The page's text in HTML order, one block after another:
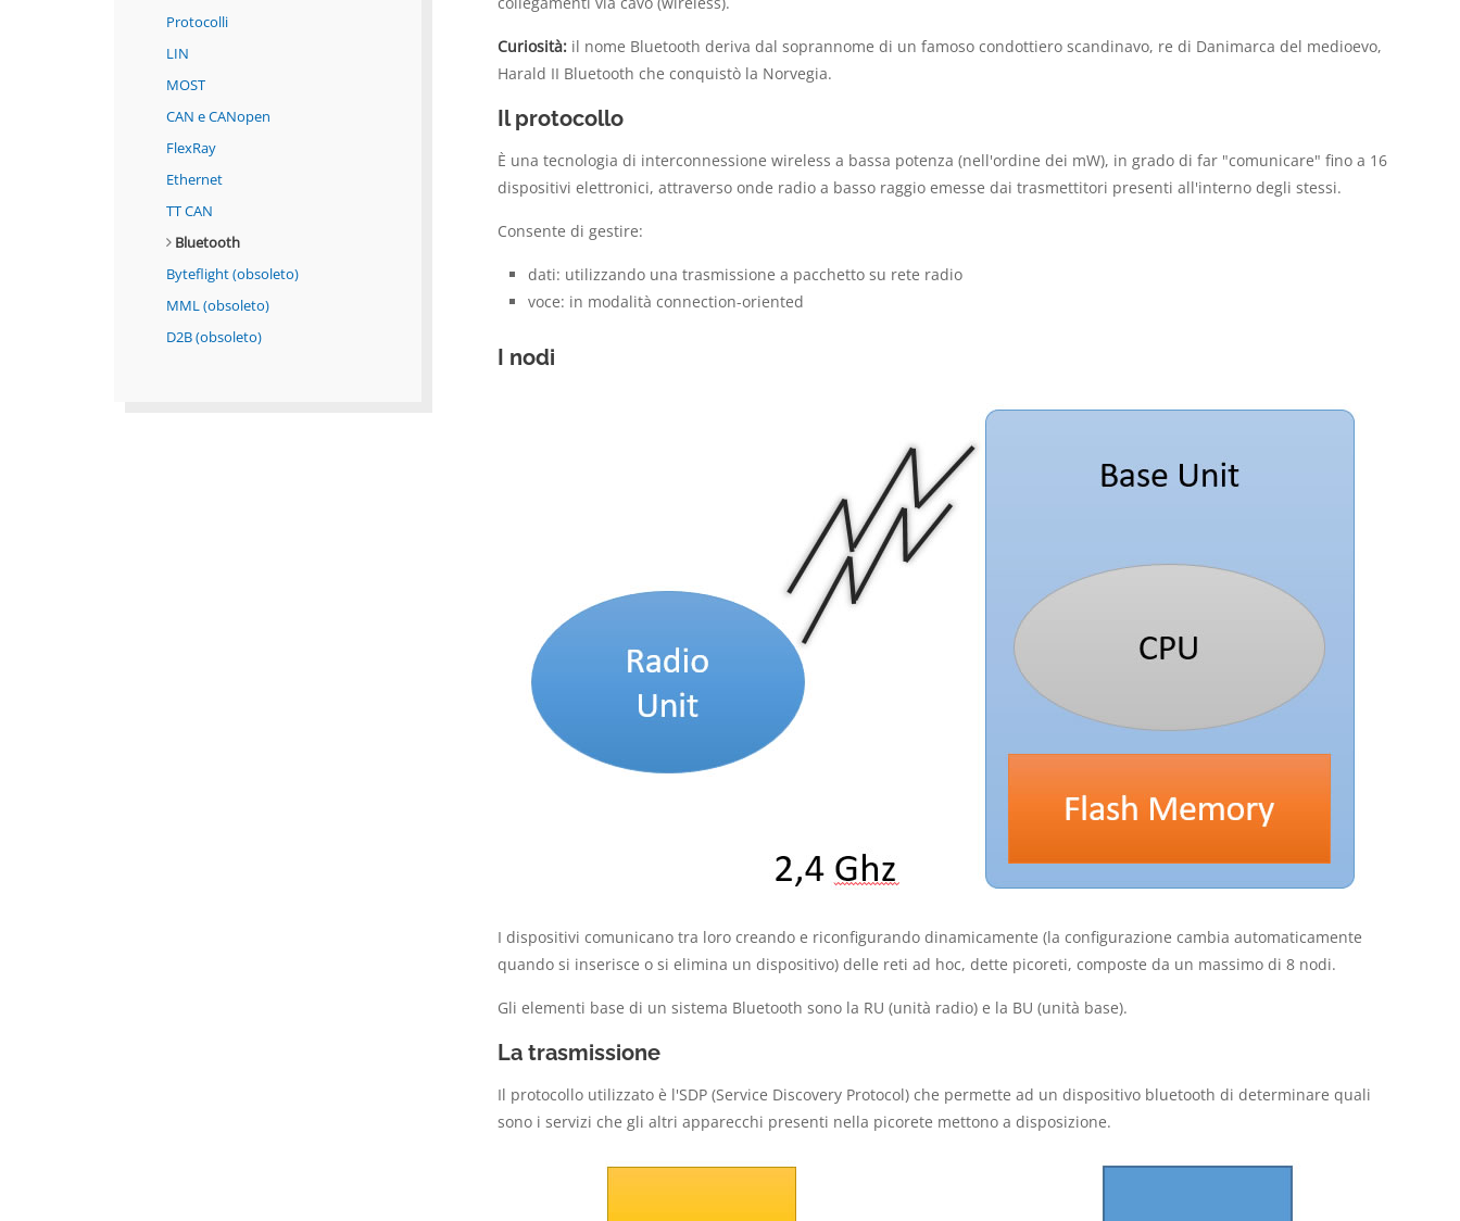
Curiosità:il nome Bluetooth deriva dal soprannome di un famoso condottiero scandinavo, re di Danimarca del medioevo,
Harald II Bluetooth che conquistò la Norvegia.
Il protocollo
È una tecnologia di interconnessione wireless a bassa potenza (nell'ordine dei mW), in grado di far "comunicare" fino a 16
dispositivi elettronici, attraverso onde radio a basso raggio emesse dai trasmettitori presenti all'interno degli stessi.
Consente di gestire:
dati: utilizzando una trasmissione a pacchetto su rete radio
voce: in modalità connection-oriented
I nodi
I dispositivi comunicano tra loro creando e riconfigurando dinamicamente (la configurazione cambia automaticamente
quando si inserisce o si elimina un dispositivo) delle reti ad hoc, dette picoreti, composte da un massimo di 8 nodi.
Gli elementi base di un sistema Bluetooth sono la RU (unità radio) e la BU (unità base).
La trasmissione
Il protocollo utilizzato è l'SDP (Service Discovery Protocol) che permette ad un dispositivo bluetooth di determinare quali
sono i servizi che gli altri apparecchi presenti nella picorete mettono a disposizione.
Protocolli
LIN
MOST
CAN e CANopen
FlexRay
Ethernet
TT CAN
Bluetooth
Byteflight (obsoleto)
MML (obsoleto)
D2B (obsoleto)